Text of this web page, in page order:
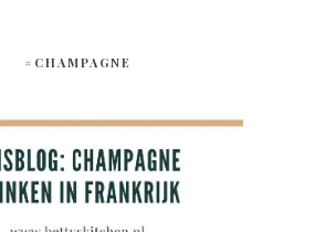
#CHAMPAGNE